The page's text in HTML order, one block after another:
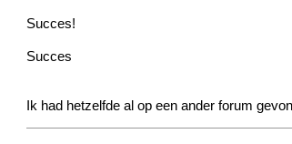
Succes!
Succes
Ik had hetzelfde al op een ander forum